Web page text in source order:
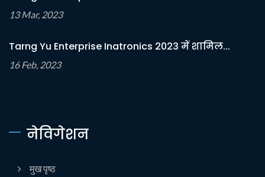
13 Mar, 2023
Tarng Yu Enterprise Inatronics 2023 में शामिल...
16 Feb, 2023
नेविगेशन
मुख पृष्ठ